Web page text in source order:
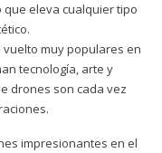
que eleva cualquier tipo
muy populares en
tecnología, arte y
drones son cada vez
impresionantes en el